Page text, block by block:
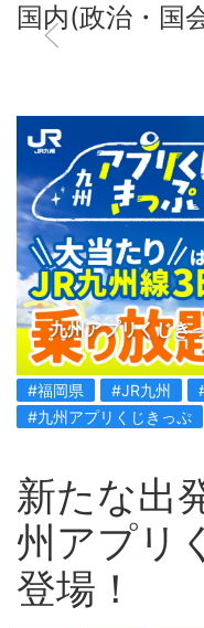
国内(政治・国
九州アプリくじき
#福岡県 #JR九州
#九州アプリくじきっぷ
新たな出
州アプリ
登場！